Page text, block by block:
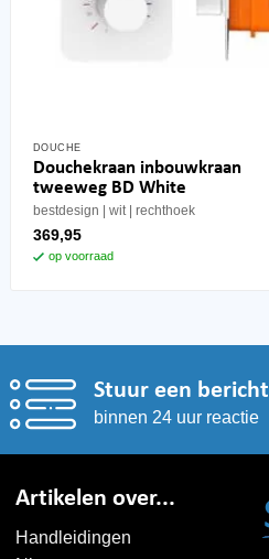
DOUCHE
Douchekraan inbouwkraan
tweeweg BD White
bestdesign wit rechthoek
369,95
op voorraad
Stuur een bericht
binnen 24 uur reactie
Artikelen over...
Handleidingen